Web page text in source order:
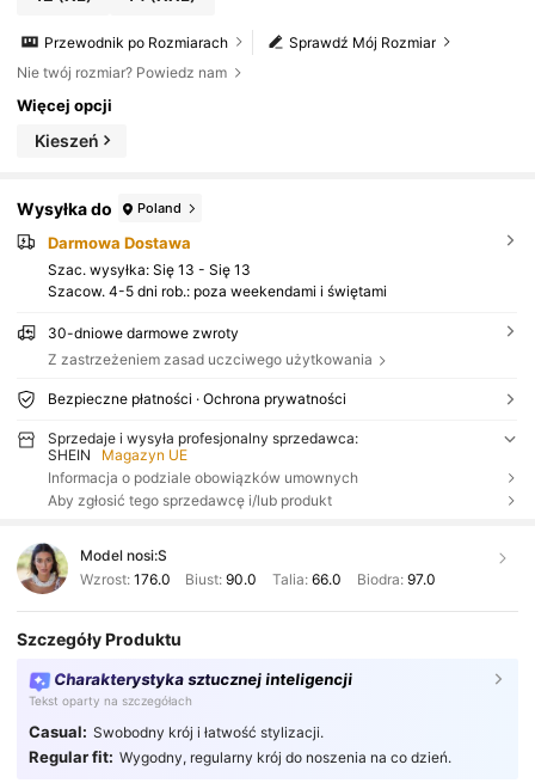
Sprawdź Mój Rozmiar
Przewodnik po Rozmiarach
Nie twój rozmiar? Powiedz nam
Więcej opcji
Kieszeń
Wysyłka do Poland
Darmowa Dostawa
Szac. wysyłka: Się 13 - Się 13
Szacow. 4-5 dni rob.: poza weekendami i świętami
30-dniowe darmowe zwroty
Z zastrzeżeniem zasad uczciwego użytkowania
Bezpieczne płatności · Ochrona prywatności
Sprzedaje i wysyła profesjonalny sprzedawca:
SHEIN
Magazyn UE
Informacja o podziale obowiązków umownych
Aby zgłosić tego sprzedawcę i/lub produkt
Model nosi:S
Wzrost: 176.0 Biust:90.0 Talia: 66.0 Biodra: 97.0
Szczegóły Produktu
Charakterystyka sztucznej inteligencji
Tekst oparty na szczegółach
Casual: Swobodny krój i łatwość stylizacji.
Regular fit: Wygodny, regularny krój do noszenia na co dzień.